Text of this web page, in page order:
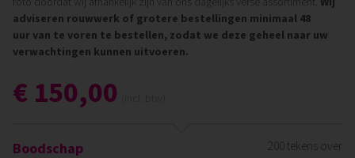
adviseren rouwwerk of grotere bestellingen minimaal 48
uur van te voren te bestellen, zodat we deze geheel naar uw
verwachtingen kunnen uitvoeren.
€ 150,00
Boodschap 200tekens over